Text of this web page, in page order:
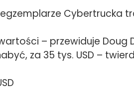
Cybertrucka
– przewiduje Doug
za 35 tys. USD –